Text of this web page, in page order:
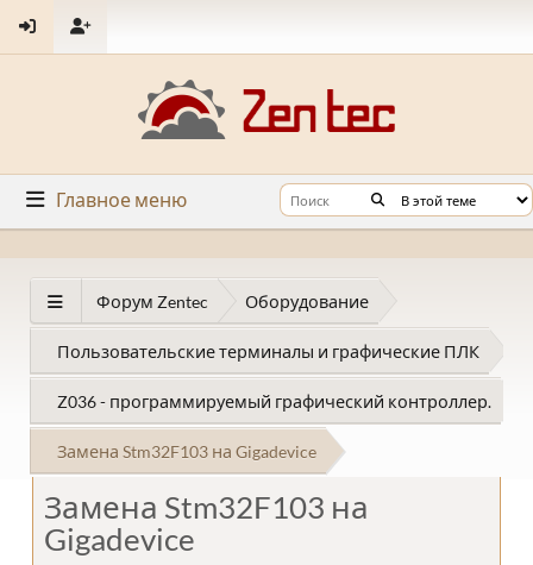
Главное меню
Форум Zentec Оборудование
Пользовательские терминалы и графические ПЛК
Z036 - программируемый графический контроллер.
Замена Stm32F103 на Gigadevice
Замена Stm32F103 на
Gigadevice